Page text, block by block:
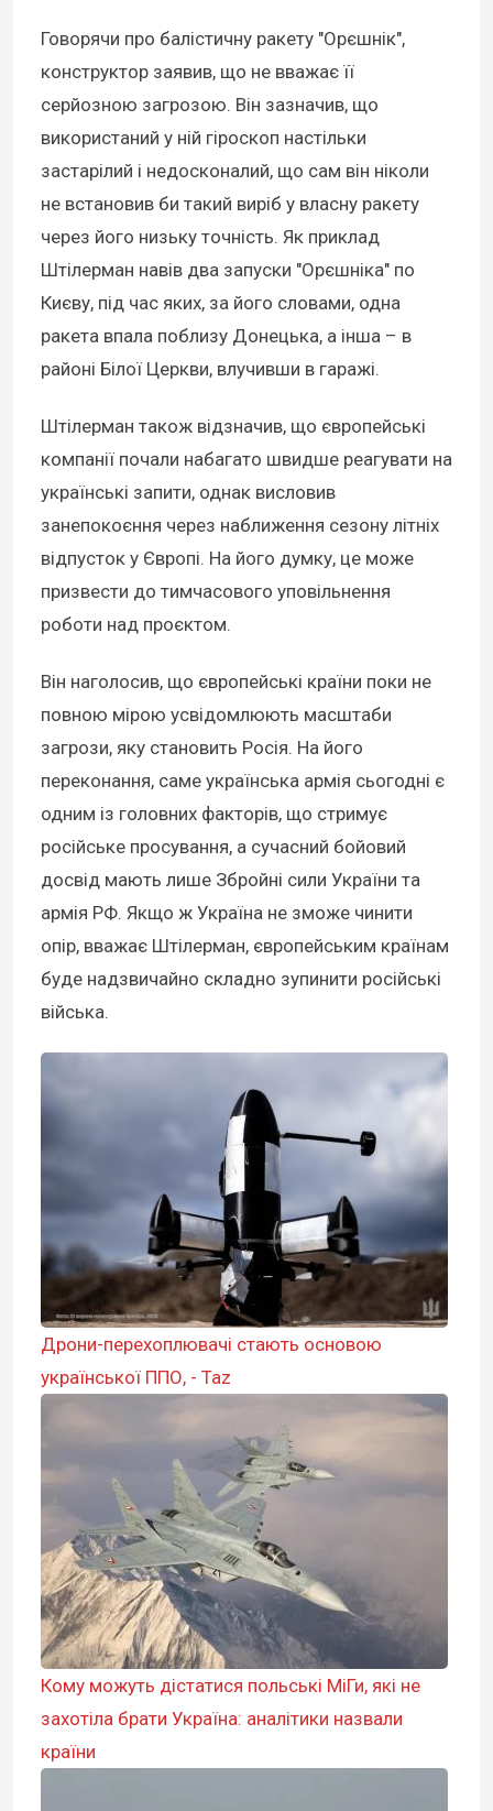
Говорячи про балістичну ракету "Орєшнік",
конструктор заявив, що не вважає її
серйозною загрозою. Він зазначив, що
використаний у ній гіроскоп настільки
застарілий і недосконалий, що сам він ніколи
не встановив би такий виріб у власну ракету
через його низьку точність. Як приклад
Штілерман навів два запуски "Орєшніка" по
Києву, під час яких, за його словами, одна
ракета впала поблизу Донецька, а інша – в
районі Білої Церкви, влучивши в гаражі.
Штілерман також відзначив, що європейські
компанії почали набагато швидше реагувати на
українські запити, однак висловив
занепокоєння через наближення сезону літніх
відпусток у Європі. На його думку, це може
призвести до тимчасового уповільнення
роботи над проєктом.
Він наголосив, що європейські країни поки не
повною мірою усвідомлюють масштаби
загрози, яку становить Росія. На його
переконання, саме українська армія сьогодні є
одним із головних факторів, що стримує
російське просування, а сучасний бойовий
досвід мають лише Збройні сили України та
армія РФ. Якщо ж Україна не зможе чинити
опір, вважає Штілерман, європейським країнам
буде надзвичайно складно зупинити російські
війська.
Дрони-перехоплювачі стають основою
української ППО, - Taz
Кому можуть дістатися польські МіГи, які не
захотіла брати Україна: аналітики назвали
країни